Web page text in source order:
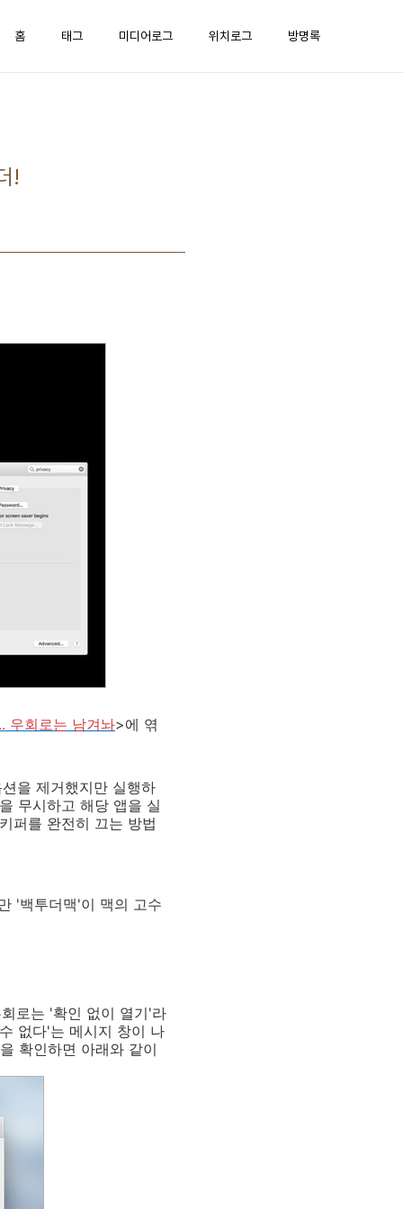
홈 태그 미디어로그 위치로그 방명록
!
우회로는 남겨놔>에 엮
을 제거했지만 실행하
무시하고 해당 앱을 실
퍼를 완전히 끄는 방법
'백투더맥'이 맥의 고수
로는 '확인 없이 열기'라
없다'는 메시지 창이 나
확인하면 아래와 같이